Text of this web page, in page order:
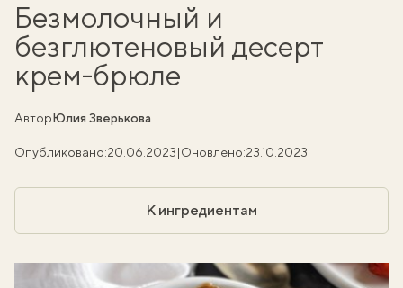
Безмолочный и
безглютеновый десерт
крем-брюле
АвторЮлия Зверькова
Опубликовано:20.06.2023|Оновлено:23.10.2023
К ингредиентам